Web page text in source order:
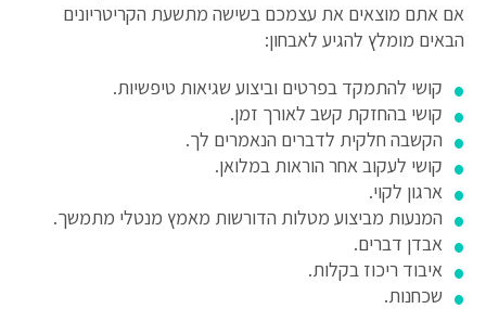
אם אתם מוצאים את עצמכם בשישה מתשעת הקריטריונים
הבאים מומלץ להגיע לאבחון:
קושי להתמקד בפרטים וביצוע שגיאות טיפשיות.
קושי בהחזקת קשב לאורך זמן.
הקשבה חלקית לדברים הנאמרים לך.
קושי לעקוב אחר הוראות במלואן.
ארגון לקוי.
המנעות מביצוע מטלות הדורשות מאמץ מנטלי מתמשך.
אבדן דברים.
איבוד ריכוז בקלות.
שכחנות.